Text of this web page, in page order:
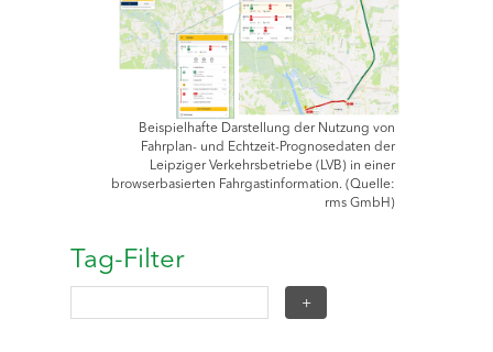
Beispielhafte Darstellung der Nutzung von
Fahrplan- und Echtzeit-Prognosedaten der
Leipziger Verkehrsbetriebe (LVB) in einer
browserbasierten Fahrgastinformation. (Quelle:
rms GmbH)
Tag-Filter